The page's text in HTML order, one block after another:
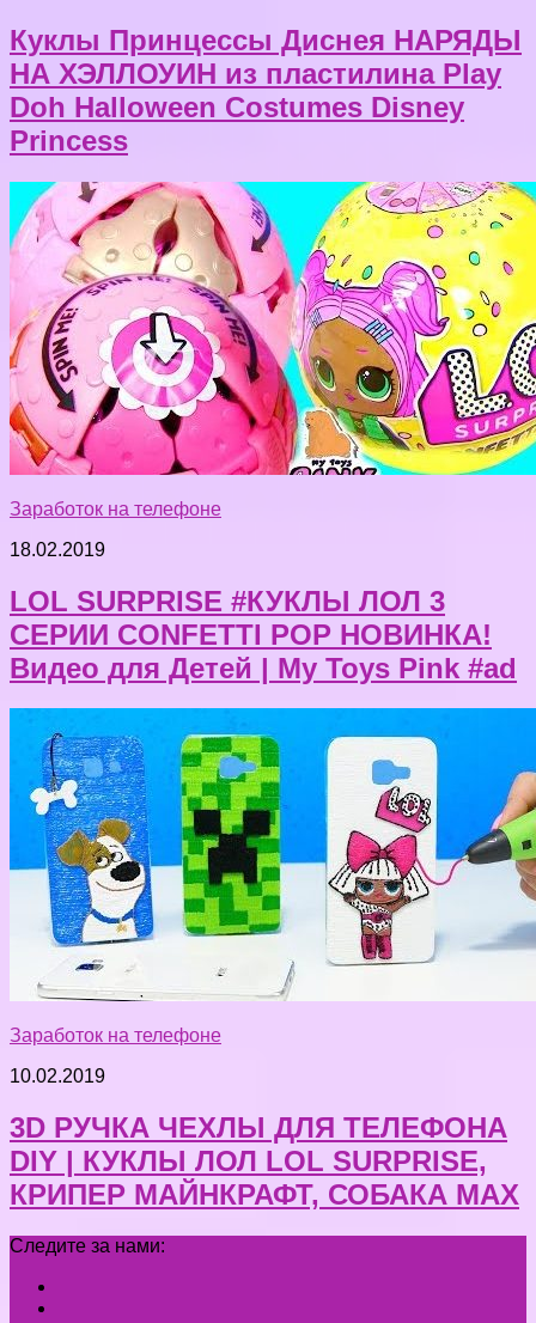
Куклы Принцессы Диснея НАРЯДЫ
НА ХЭЛЛОУИН из пластилина Play
Doh Halloween Costumes Disney
Princess
Заработок на телефоне
18.02.2019
LOL SURPRISE #КУКЛЫ ЛОЛ 3
СЕРИИ CONFETTI POP НОВИНКА!
Видео для Детей | My Toys Pink #ad
Заработок на телефоне
10.02.2019
3D РУЧКА ЧЕХЛЫ ДЛЯ ТЕЛЕФОНА
DIY | КУКЛЫ ЛОЛ LOL SURPRISE,
КРИПЕР МАЙНКРАФТ, СОБАКА MAX
Следите за нами: